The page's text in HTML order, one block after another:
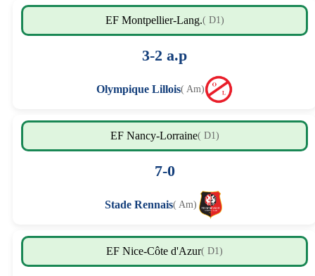
EF Montpellier-Lang.( D1)
3-2 a.p
Olympique Lillois( Am)
EF Nancy-Lorraine( D1)
7-0
Stade Rennais( Am)
EF Nice-Côte d'Azur( D1)